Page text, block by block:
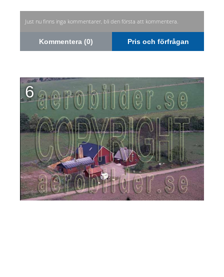
Just nu finns inga kommentarer, bli den första att kommentera.
Kommentera (0) Pris och förfrågan
6